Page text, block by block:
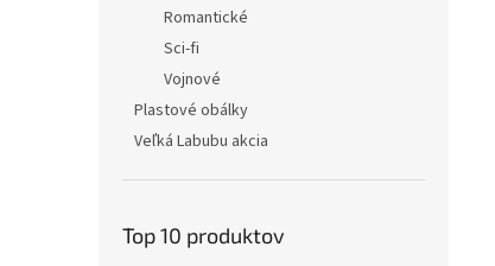
Romantické
Sci-fi
Vojnové
Plastové obálky
Veľká Labubu akcia
Top 10 produktov